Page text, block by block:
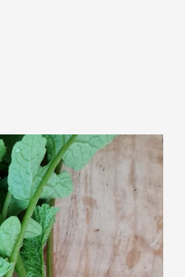
für Frühjahrs-
Auf Lager